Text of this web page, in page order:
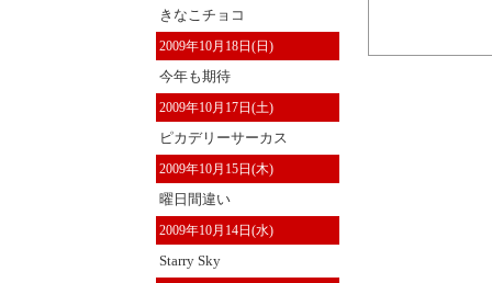
きなこチョコ
2009年10月18日(日)
今年も期待
2009年10月17日(土)
ピカデリーサーカス
2009年10月15日(木)
曜日間違い
2009年10月14日(水)
Starry Sky